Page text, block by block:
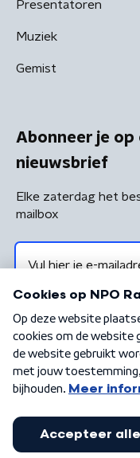
Presentatoren
Muziek
Gemist
Abonneer je op
nieuwsbrief
Elke zaterdag het
mailbox
Algemene